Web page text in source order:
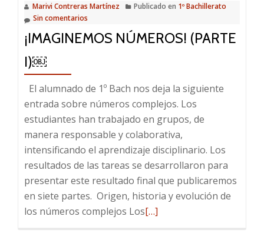
Marivi Contreras Martínez Publicado en 1º Bachillerato
Sin comentarios
¡IMAGINEMOS NÚMEROS! (PARTE
I)￼
El alumnado de 1º Bach nos deja la siguiente
entrada sobre números complejos. Los
estudiantes han trabajado en grupos, de
manera responsable y colaborativa,
intensificando el aprendizaje disciplinario. Los
resultados de las tareas se desarrollaron para
presentar este resultado final que publicaremos
en siete partes. Origen, historia y evolución de
los números complejos LosLeer
[…]